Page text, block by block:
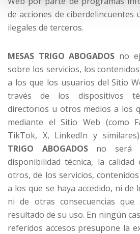
de acciones de
ilegales de terceros.
MESAS TRIGO ABOGADOS no
sobre los servicios, los
a los que los usuarios del Sitio
través de los dispositivos
directorios u otros medios a los
mediante el Sitio Web (como
TikTok, X, LinkedIn y
TRIGO ABOGADOSno será
disponibilidad técnica, la
otros, de los servicios,
a los que se haya accedido, ni de
ni de otras consecuencias que
resultado de su uso. En ningún
referidos accesos presupone la